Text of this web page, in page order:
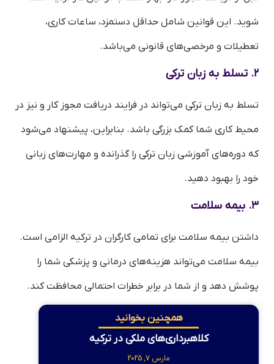
شوید. این قوانین شامل حداقل دستمزد، ساعات کاری،
تعطیلات و مرخصی‌های قانونی می‌باشد.
۲. تسلط به زبان ترکی
تسلط به زبان ترکی می‌تواند در فرایند دریافت مجوز کار و نیز در
محیط کاری شما کمک بزرگی باشد. بنابراین، پیشنهاد می‌شود
که دوره‌های آموزشی زبان ترکی را گذرانده و مهارت‌های زبانی
خود را بهبود دهید.
۳. بیمه سلامت
داشتن بیمه سلامت برای تمامی کارگران در ترکیه الزامی است.
بیمه سلامت می‌تواند هزینه‌های درمانی و پزشکی شما را
پوشش دهد و از شما در برابر خطرات احتمالی محافظت کند.
همچنین بخوانید
کلاهبرداری‌های ملکی در ترکیه
مارس 7, 2025